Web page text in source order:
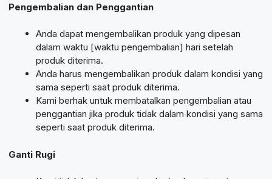
Pengembalian dan Penggantian
Anda dapat mengembalikan produk yang dipesan
dalam waktu [waktu pengembalian] hari setelah
produk diterima.
Anda harus mengembalikan produk dalam kondisi yang
sama seperti saat produk diterima.
Kami berhak untuk membatalkan pengembalian atau
penggantian jika produk tidak dalam kondisi yang sama
seperti saat produk diterima.
Ganti Rugi